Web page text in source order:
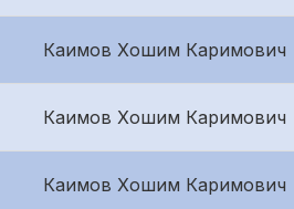
Каимов Хошим Каримович
Каимов Хошим Каримович
Каимов Хошим Каримович